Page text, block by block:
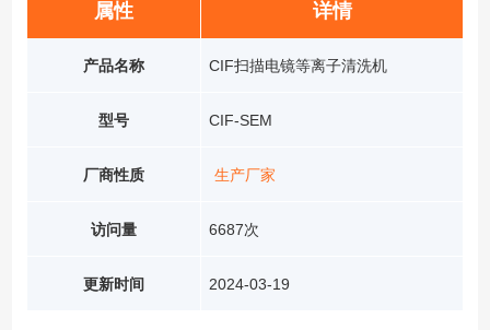
属性
产品名称
型号
厂商性质
访问量
更新时间
详情
CIF扫描电镜等离子清洗机
CIF-SEM
生产厂家
6687次
2024-03-19